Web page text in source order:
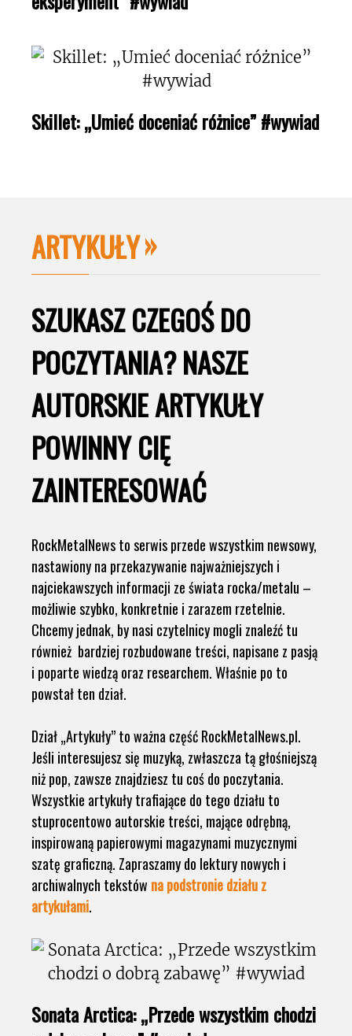
Skillet: „Umieć doceniać różnice” #wywiad
ARTYKUŁY
SZUKASZ CZEGOŚ DO
POCZYTANIA? NASZE
AUTORSKIE ARTYKUŁY
POWINNY CIĘ
ZAINTERESOWAĆ
RockMetalNews to serwis przede wszystkim newsowy,
nastawiony na przekazywanie najważniejszych i
najciekawszych informacji ze świata rocka/metalu –
możliwie szybko, konkretnie i zarazem rzetelnie.
Chcemy jednak, by nasi czytelnicy mogli znaleźć tu
również bardziej rozbudowane treści, napisane z pasją
i poparte wiedzą oraz researchem. Właśnie po to
powstał ten dział.
Dział „Artykuły” to ważna część RockMetalNews.pl.
Jeśli interesujesz się muzyką, zwłaszcza tą głośniejszą
niż pop, zawsze znajdziesz tu coś do poczytania.
Wszystkie artykuły trafiające do tego działu to
stuprocentowo autorskie treści, mające odrębną,
inspirowaną papierowymi magazynami muzycznymi
szatę graficzną. Zapraszamy do lektury nowych i
archiwalnych tekstów na podstronie działu z
artykułami.
Sonata Arctica: „Przede wszystkim chodzi